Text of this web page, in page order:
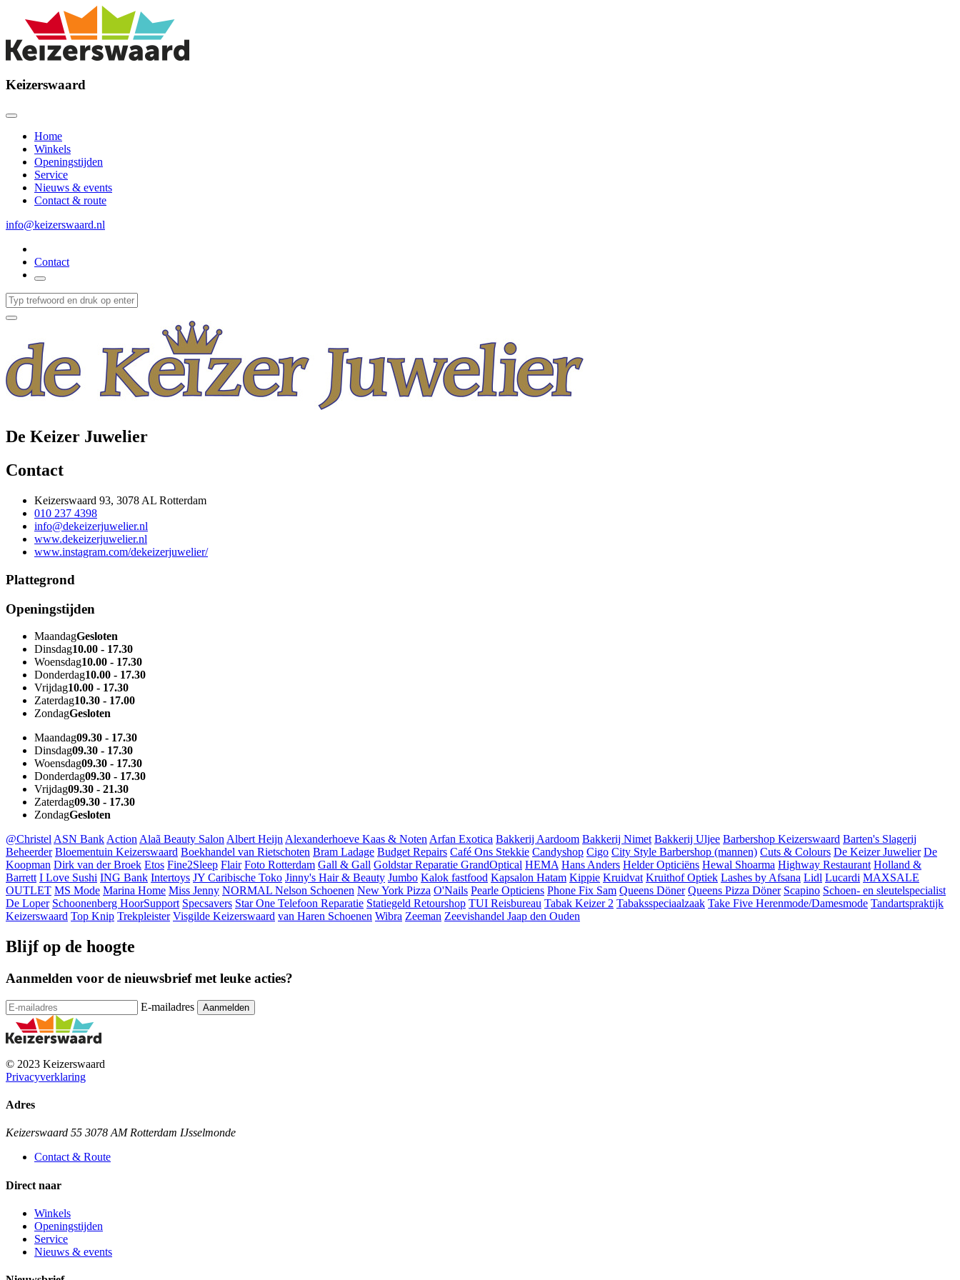
Keizerswaard
Home
Winkels
Openingstijden
Service
Nieuws & events
Contact & route
info@keizerswaard.nl
Contact
De Keizer Juwelier
Contact
Keizerswaard 93, 3078 AL Rotterdam
010 237 4398
info@dekeizerjuwelier.nl
www.dekeizerjuwelier.nl
www.instagram.com/dekeizerjuwelier/
Plattegrond
Openingstijden
MaandagGesloten
Dinsdag10.00 - 17.30
Woensdag10.00 - 17.30
Donderdag10.00 - 17.30
Vrijdag10.00 - 17.30
Zaterdag10.30 - 17.00
ZondagGesloten
Maandag09.30 - 17.30
Dinsdag09.30 - 17.30
Woensdag09.30 - 17.30
Donderdag09.30 - 17.30
Vrijdag09.30 - 21.30
Zaterdag09.30 - 17.30
ZondagGesloten
@Christel ASN Bank Action Alaã Beauty Salon Albert Heijn Alexanderhoeve Kaas & Noten Arfan Exotica Bakkerij Aardoom Bakkerij Nimet Bakkerij Uljee Barbershop Keizerswaard Barten's Slagerij
Beheerder Bloementuin Keizerswaard Boekhandel van Rietschoten Bram Ladage Budget Repairs Café Ons Stekkie Candyshop Cigo City Style Barbershop (mannen) Cuts & Colours De Keizer Juwelier De
Koopman Dirk van der Broek Etos Fine2Sleep Flair Foto Rotterdam Gall & Gall Goldstar Reparatie GrandOptical HEMA Hans Anders Helder Opticiëns Hewal Shoarma Highway Restaurant Holland &
Barrett I Love Sushi ING Bank Intertoys JY Caribische Toko Jinny's Hair & Beauty Jumbo Kalok fastfood Kapsalon Hatam Kippie Kruidvat Kruithof Optiek Lashes by Afsana Lidl Lucardi MAXSALE
OUTLET MS Mode Marina Home Miss Jenny NORMAL Nelson Schoenen New York Pizza O'Nails Pearle Opticiens Phone Fix Sam Queens Döner Queens Pizza Döner Scapino Schoen- en sleutelspecialist
De Loper Schoonenberg HoorSupport Specsavers Star One Telefoon Reparatie Statiegeld Retourshop TUI Reisbureau Tabak Keizer 2 Tabaksspeciaalzaak Take Five Herenmode/Damesmode Tandartspraktijk
Keizerswaard Top Knip Trekpleister Visgilde Keizerswaard van Haren Schoenen Wibra Zeeman Zeevishandel Jaap den Ouden
Blijf op de hoogte
Aanmelden voor de nieuwsbrief met leuke acties?
E-mailadres
© 2023 Keizerswaard
Privacyverklaring
Adres
Keizerswaard 55 3078 AM Rotterdam IJsselmonde
Contact & Route
Direct naar
Winkels
Openingstijden
Service
Nieuws & events